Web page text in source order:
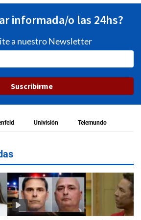
informada/o las 24hs?
a nuestro Newsletter
Suscribirme
Univisión Telemundo